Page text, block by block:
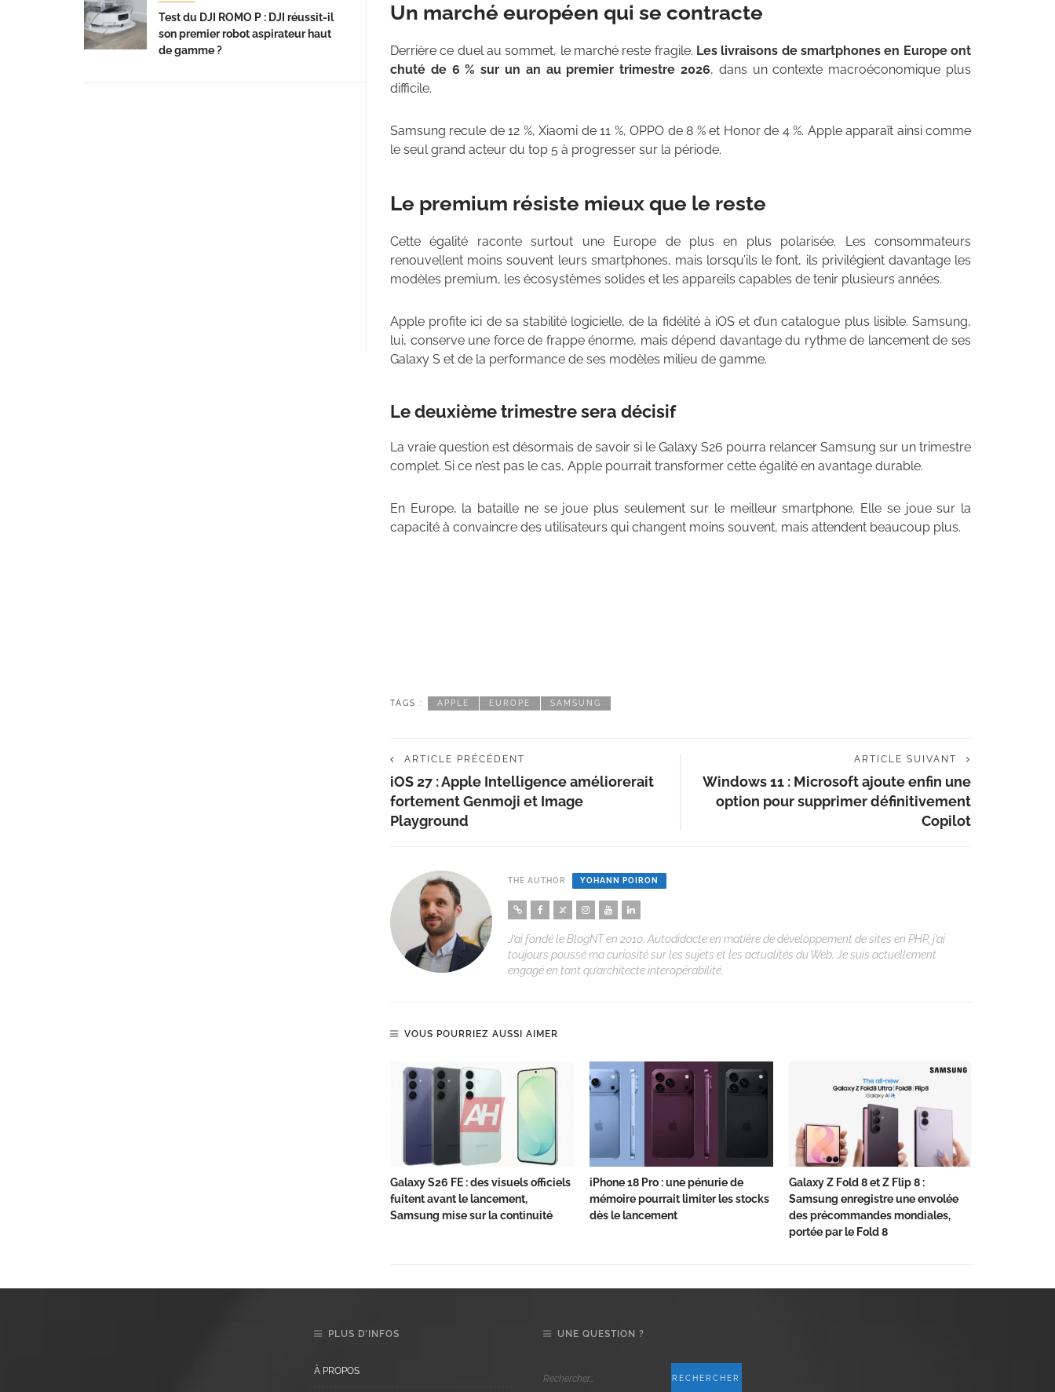
Un marché européen qui se contracte
Derrière ce duel au sommet, le marché reste fragile. Les livraisons de smartphones en Europe ont
chuté de 6 % sur un an au premier trimestre 2026, dans un contexte macroéconomique plus
difficile.
Samsung recule de 12 %, Xiaomi de 11 %, OPPO de 8 % et Honor de 4 %. Apple apparaît ainsi comme
le seul grand acteur du top 5 à progresser sur la période.
Le premium résiste mieux que le reste
Cette égalité raconte surtout une Europe de plus en plus polarisée. Les consommateurs
renouvellent moins souvent leurs smartphones, mais lorsqu’ils le font, ils privilégient davantage les
modèles premium, les écosystèmes solides et les appareils capables de tenir plusieurs années.
Apple profite ici de sa stabilité logicielle, de la fidélité à iOS et d’un catalogue plus lisible. Samsung,
lui, conserve une force de frappe énorme, mais dépend davantage du rythme de lancement de ses
Galaxy S et de la performance de ses modèles milieu de gamme.
Le deuxième trimestre sera décisif
La vraie question est désormais de savoir si le Galaxy S26 pourra relancer Samsung sur un trimestre
complet. Si ce n’est pas le cas, Apple pourrait transformer cette égalité en avantage durable.
En Europe, la bataille ne se joue plus seulement sur le meilleur smartphone. Elle se joue sur la
capacité à convaincre des utilisateurs qui changent moins souvent, mais attendent beaucoup plus.
TAGS : APPLE EUROPE SAMSUNG
ARTICLE PRÉCÉDENT
iOS 27 : Apple Intelligence améliorerait
fortement Genmoji et Image
Playground
ARTICLE SUIVANT
Windows 11 : Microsoft ajoute enfin une
option pour supprimer définitivement
Copilot
THE AUTHOR YOHANN POIRON
J’ai fondé le BlogNT en 2010. Autodidacte en matière de développement de sites en PHP, j’ai
toujours poussé ma curiosité sur les sujets et les actualités du Web. Je suis actuellement
engagé en tant qu’architecte interopérabilité.
VOUS POURRIEZ AUSSI AIMER
Galaxy S26 FE : des visuels officiels
fuitent avant le lancement,
Samsung mise sur la continuité
iPhone 18 Pro : une pénurie de
mémoire pourrait limiter les stocks
dès le lancement
Galaxy Z Fold 8 et Z Flip 8 :
Samsung enregistre une envolée
des précommandes mondiales,
portée par le Fold 8
Test du DJI ROMO P : DJI réussit-il
son premier robot aspirateur haut
de gamme ?
PLUS D’INFOS
À PROPOS
UNE QUESTION ?